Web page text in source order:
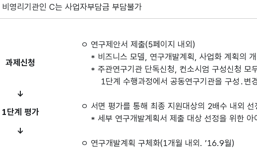
기관인 C는 사업자부담금 부담불가
과제신청
ㅇ 연구제안서 제출(5페이지 내외)
* 비즈니스 모델, 연구개발계획, 사업화 계획의 개
* 주관연구기관 단독신청, 컨소시엄 구성신청 모
1단계 수행과정에서 공동연구기관을 구성․변
↓
1단계 평가
ㅇ 서면 평가를 통해 최종 지원대상의 2배수 내외 선
* 세부 연구개발계획서 제출 대상 선정을 위한 아
↓
ㅇ 연구개발계획 구체화(1개월 내외. ’16.9월)